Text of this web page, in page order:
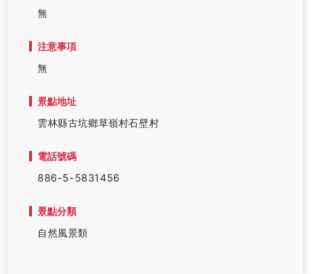
無
注意事項
無
景點地址
雲林縣古坑鄉草嶺村石壁村
電話號碼
886-5-5831456
景點分類
自然風景類